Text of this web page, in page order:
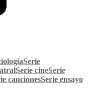
Serie
Serie cineSerie
cancionesSerie ensayo